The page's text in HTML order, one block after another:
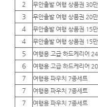
2
무안출발 여행 상품권 30
3
무안출발 여행 상품권 20만
4
무안출발 여행 상품권 15
4
무안출발 여행 상품권 15
5
여행용 고급 하드케리어 24
6
여행용 고급 하드케리어 20
7
여행용 파우치 7종세트
7
여행용 파우치 7종세트
7
여행용 파우치 7종세트